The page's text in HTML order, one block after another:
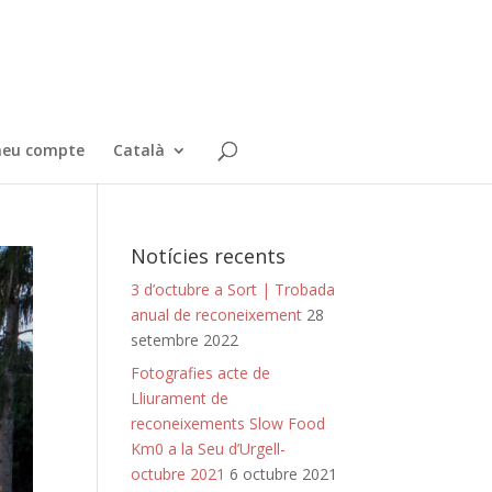
compte Català
Notícies recents
3 d’octubre a Sort | Trobada
anual de reconeixement 28
setembre 2022
Fotografies acte de
Lliurament de
reconeixements Slow Food
Km0 a la Seu d’Urgell-
octubre 2021 6 octubre 2021